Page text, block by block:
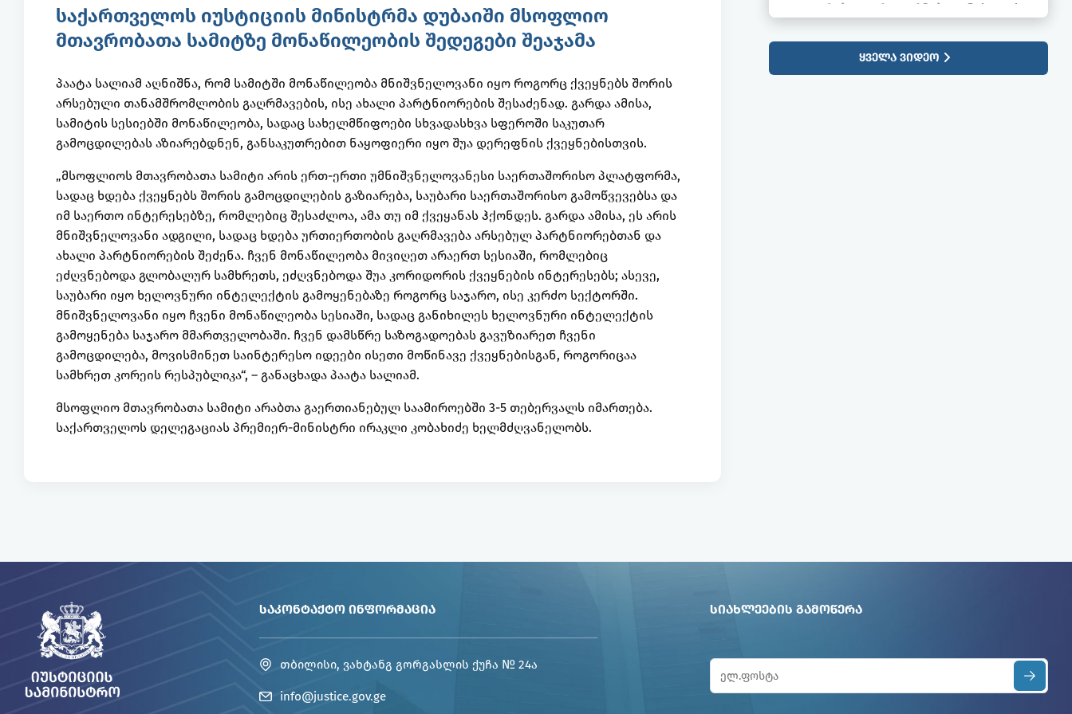
საქართველოს იუსტიციის მინისტრმა დუბაიში მსოფლიო
მთავრობათა სამიტზე მონაწილეობის შედეგები შეაჯამა
პაატა სალიამ აღნიშნა, რომ სამიტში მონაწილეობა მნიშვნელოვანი იყო როგორც ქვეყნებს შორის
არსებული თანამშრომლობის გაღრმავების, ისე ახალი პარტნიორების შესაძენად. გარდა ამისა,
სამიტის სესიებში მონაწილეობა, სადაც სახელმწიფოები სხვადასხვა სფეროში საკუთარ
გამოცდილებას აზიარებდნენ, განსაკუთრებით ნაყოფიერი იყო შუა დერეფნის ქვეყნებისთვის.
„მსოფლიოს მთავრობათა სამიტი არის ერთ-ერთი უმნიშვნელოვანესი საერთაშორისო პლატფორმა,
სადაც ხდება ქვეყნებს შორის გამოცდილების გაზიარება, საუბარი საერთაშორისო გამოწვევებსა და
იმ საერთო ინტერესებზე, რომლებიც შესაძლოა, ამა თუ იმ ქვეყანას ჰქონდეს. გარდა ამისა, ეს არის
მნიშვნელოვანი ადგილი, სადაც ხდება ურთიერთობის გაღრმავება არსებულ პარტნიორებთან და
ახალი პარტნიორების შეძენა. ჩვენ მონაწილეობა მივიღეთ არაერთ სესიაში, რომლებიც
ეძღვნებოდა გლობალურ სამხრეთს, ეძღვნებოდა შუა კორიდორის ქვეყნების ინტერესებს; ასევე,
საუბარი იყო ხელოვნური ინტელექტის გამოყენებაზე როგორც საჯარო, ისე კერძო სექტორში.
მნიშვნელოვანი იყო ჩვენი მონაწილეობა სესიაში, სადაც განიხილეს ხელოვნური ინტელექტის
გამოყენება საჯარო მმართველობაში. ჩვენ დამსწრე საზოგადოებას გავუზიარეთ ჩვენი
გამოცდილება, მოვისმინეთ საინტერესო იდეები ისეთი მოწინავე ქვეყნებისგან, როგორიცაა
სამხრეთ კორეის რესპუბლიკა“, – განაცხადა პაატა სალიამ.
მსოფლიო მთავრობათა სამიტი არაბთა გაერთიანებულ საამიროებში 3-5 თებერვალს იმართება.
საქართველოს დელეგაციას პრემიერ-მინისტრი ირაკლი კობახიძე ხელმძღვანელობს.
გატარებული რეფორმები განიხილეს
ᲧᲕᲔᲚᲐ ᲕᲘᲓᲔᲝ
ᲡᲐᲙᲝᲜᲢᲐᲥᲢᲝ ᲘᲜᲤᲝᲠᲛᲐᲪᲘᲐ
თბილისი, ვახტანგ გორგასლის ქუჩა № 24ა
info@justice.gov.ge
ᲡᲘᲐᲮᲚᲔᲔᲑᲘᲡ ᲒᲐᲛᲝᲬᲔᲠᲐ